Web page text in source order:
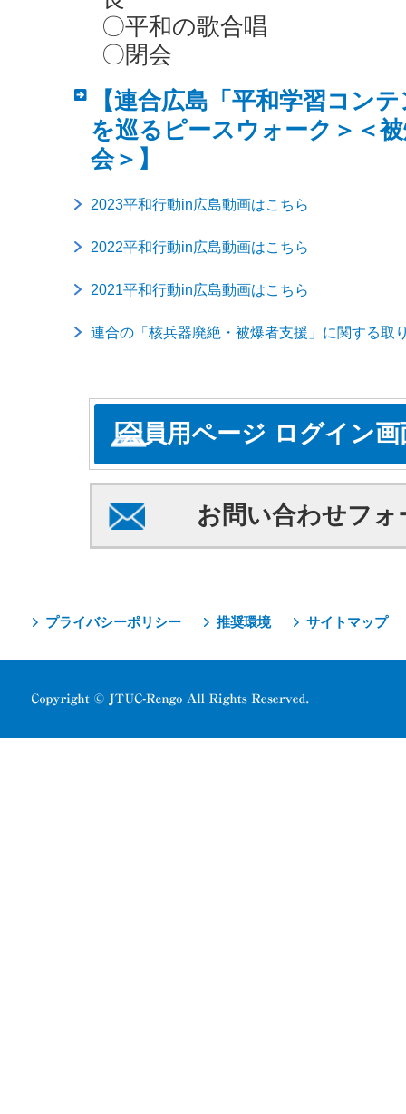
〇平和の歌合唱
〇閉会
【連合広島「平和学習コン
を巡るピースウォーク＞＜
会＞】
2023平和行動in広島動画はこちら
2022平和行動in広島動画はこちら
2021平和行動in広島動画はこちら
連合の「核兵器廃絶・被爆者支援」に関する取
会員用ページ ログイン
お問い合わせフォ
プライバシーポリシー 推奨環境 サイトマップ